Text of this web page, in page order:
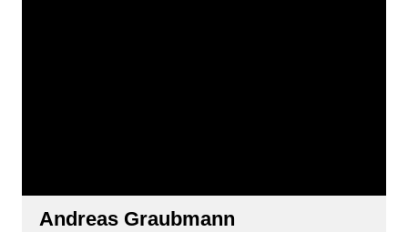
Andreas Graubmann